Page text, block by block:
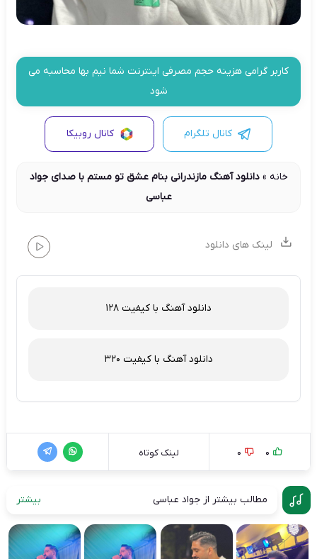
کاربر گرامی هزینه حجم مصرفی اینترنت شما نیم بها محاسبه می
شود
کانال تلگرام کانال روبیکا
خانه »دانلود آهنگ مازندرانی بنام عشق تو مستم با صدای جواد
عباسی
لینک های دانلود
دانلود آهنگ با کیفیت 128
دانلود آهنگ با کیفیت 320
0
0 لینک کوتاه
مطالب بیشتر از جواد عباسی بیشتر